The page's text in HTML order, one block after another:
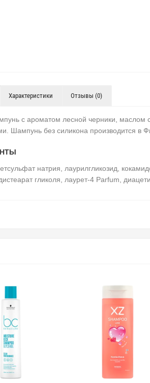
Характеристики Отзывы (0)
с ароматом лесной черники, маслом
Шампунь без силикона производится в
натрия, лаурилгликозид,
гликоля, лаурет-4 Parfum,